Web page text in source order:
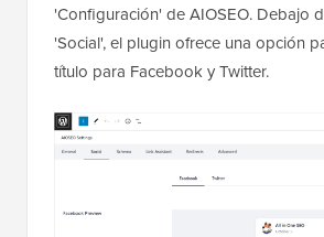
'Configuración' de AIOSEO. Debajo
'Social', el plugin ofrece una opción
título para Facebook y Twitter.